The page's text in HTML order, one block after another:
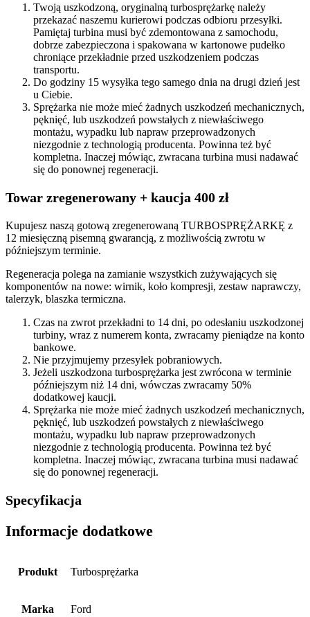
Twoją uszkodzoną, oryginalną turbosprężarkę należy
przekazać naszemu kurierowi podczas odbioru przesyłki.
Pamiętaj turbina musi być zdemontowana z samochodu,
dobrze zabezpieczona i spakowana w kartonowe pudełko
chroniące przekładnie przed uszkodzeniem podczas
transportu.
Do godziny 15 wysyłka tego samego dnia na drugi dzień jest
u Ciebie.
Sprężarka nie może mieć żadnych uszkodzeń mechanicznych,
pęknięć, lub uszkodzeń powstałych z niewłaściwego
montażu, wypadku lub napraw przeprowadzonych
niezgodnie z technologią producenta. Powinna też być
kompletna. Inaczej mówiąc, zwracana turbina musi nadawać
się do ponownej regeneracji.
Towar zregenerowany + kaucja 400 zł
Kupujesz naszą gotową zregenerowaną TURBOSPRĘŻARKĘ z
12 miesięczną pisemną gwarancją, z możliwością zwrotu w
późniejszym terminie.
Regeneracja polega na zamianie wszystkich zużywających się
komponentów na nowe: wirnik, koło kompresji, zestaw naprawczy,
talerzyk, blaszka termiczna.
Czas na zwrot przekładni to 14 dni, po odesłaniu uszkodzonej
turbiny, wraz z numerem konta, zwracamy pieniądze na konto
bankowe.
Nie przyjmujemy przesyłek pobraniowych.
Jeżeli uszkodzona turbosprężarka jest zwrócona w terminie
późniejszym niż 14 dni, wówczas zwracamy 50%
dodatkowej kaucji.
Sprężarka nie może mieć żadnych uszkodzeń mechanicznych,
pęknięć, lub uszkodzeń powstałych z niewłaściwego
montażu, wypadku lub napraw przeprowadzonych
niezgodnie z technologią producenta. Powinna też być
kompletna. Inaczej mówiąc, zwracana turbina musi nadawać
się do ponownej regeneracji.
Specyfikacja
Informacje dodatkowe
Produkt Turbosprężarka
Marka Ford